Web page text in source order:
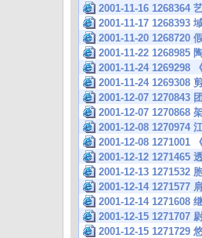
2001-11-16 1268364
2001-11-17 1268393
2001-11-20 1268720
2001-11-22 1268985
2001-11-24 1269298
2001-11-24 1269308
2001-12-07 1270843
2001-12-07 1270868
2001-12-08 1270974
2001-12-08 1271001
2001-12-12 1271465
2001-12-13 1271532
2001-12-14 1271577
2001-12-14 1271608
2001-12-15 1271707
2001-12-15 1271729